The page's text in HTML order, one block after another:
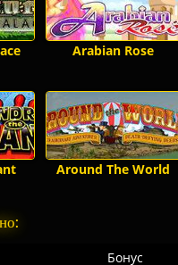
Arabian Rose
Around The World
Бонус